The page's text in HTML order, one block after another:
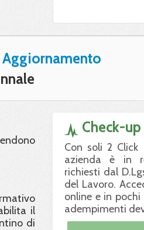
il
di
Check-
Con soli 2
azienda è in
richiesti dal
del Lavoro.
online e in
adempimenti